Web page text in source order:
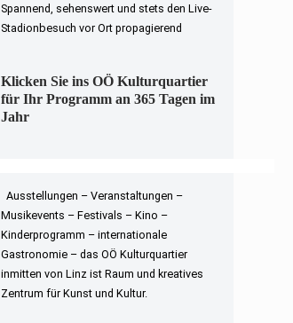
Spannend, sehenswert und stets den Live-
Stadionbesuch vor Ort propagierend
Klicken Sie ins OÖ Kulturquartier
für Ihr Programm an 365 Tagen im
Jahr
Ausstellungen – Veranstaltungen –
Musikevents – Festivals – Kino –
Kinderprogramm – internationale
Gastronomie – das OÖ Kulturquartier
inmitten von Linz ist Raum und kreatives
Zentrum für Kunst und Kultur.